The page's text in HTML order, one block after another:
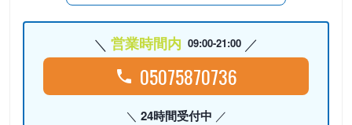
営業時間内 09:00-21:00
05075870736
24時間受付中